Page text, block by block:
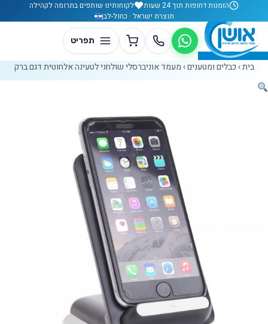
דלג לתוכןהזמנות דחופות תוך 24 שעות
לקוחותינו שותפים בתרומה לקהילה
תוצרת ישראל · כחול-לבן
בית› כבלים ומטענים› מעמד אוניברסלי שולחני לטעינה אלחוטית דגם ברק